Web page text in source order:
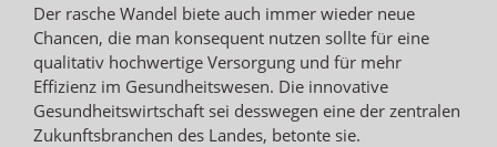
Der rasche Wandel biete auch immer wieder neue
Chancen, die man konsequent nutzen sollte für eine
qualitativ hochwertige Versorgung und für mehr
Effizienz im Gesundheitswesen. Die innovative
Gesundheitswirtschaft sei desswegen eine der zentralen
Zukunftsbranchen des Landes, betonte sie.